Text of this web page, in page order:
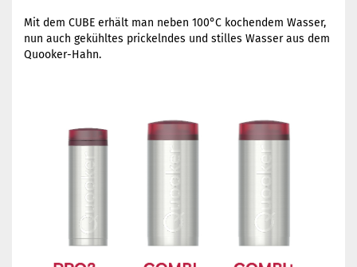
Mit dem CUBE erhält man neben 100°C kochendem Wasser,
nun auch gekühltes prickelndes und stilles Wasser aus dem
Quooker-Hahn.